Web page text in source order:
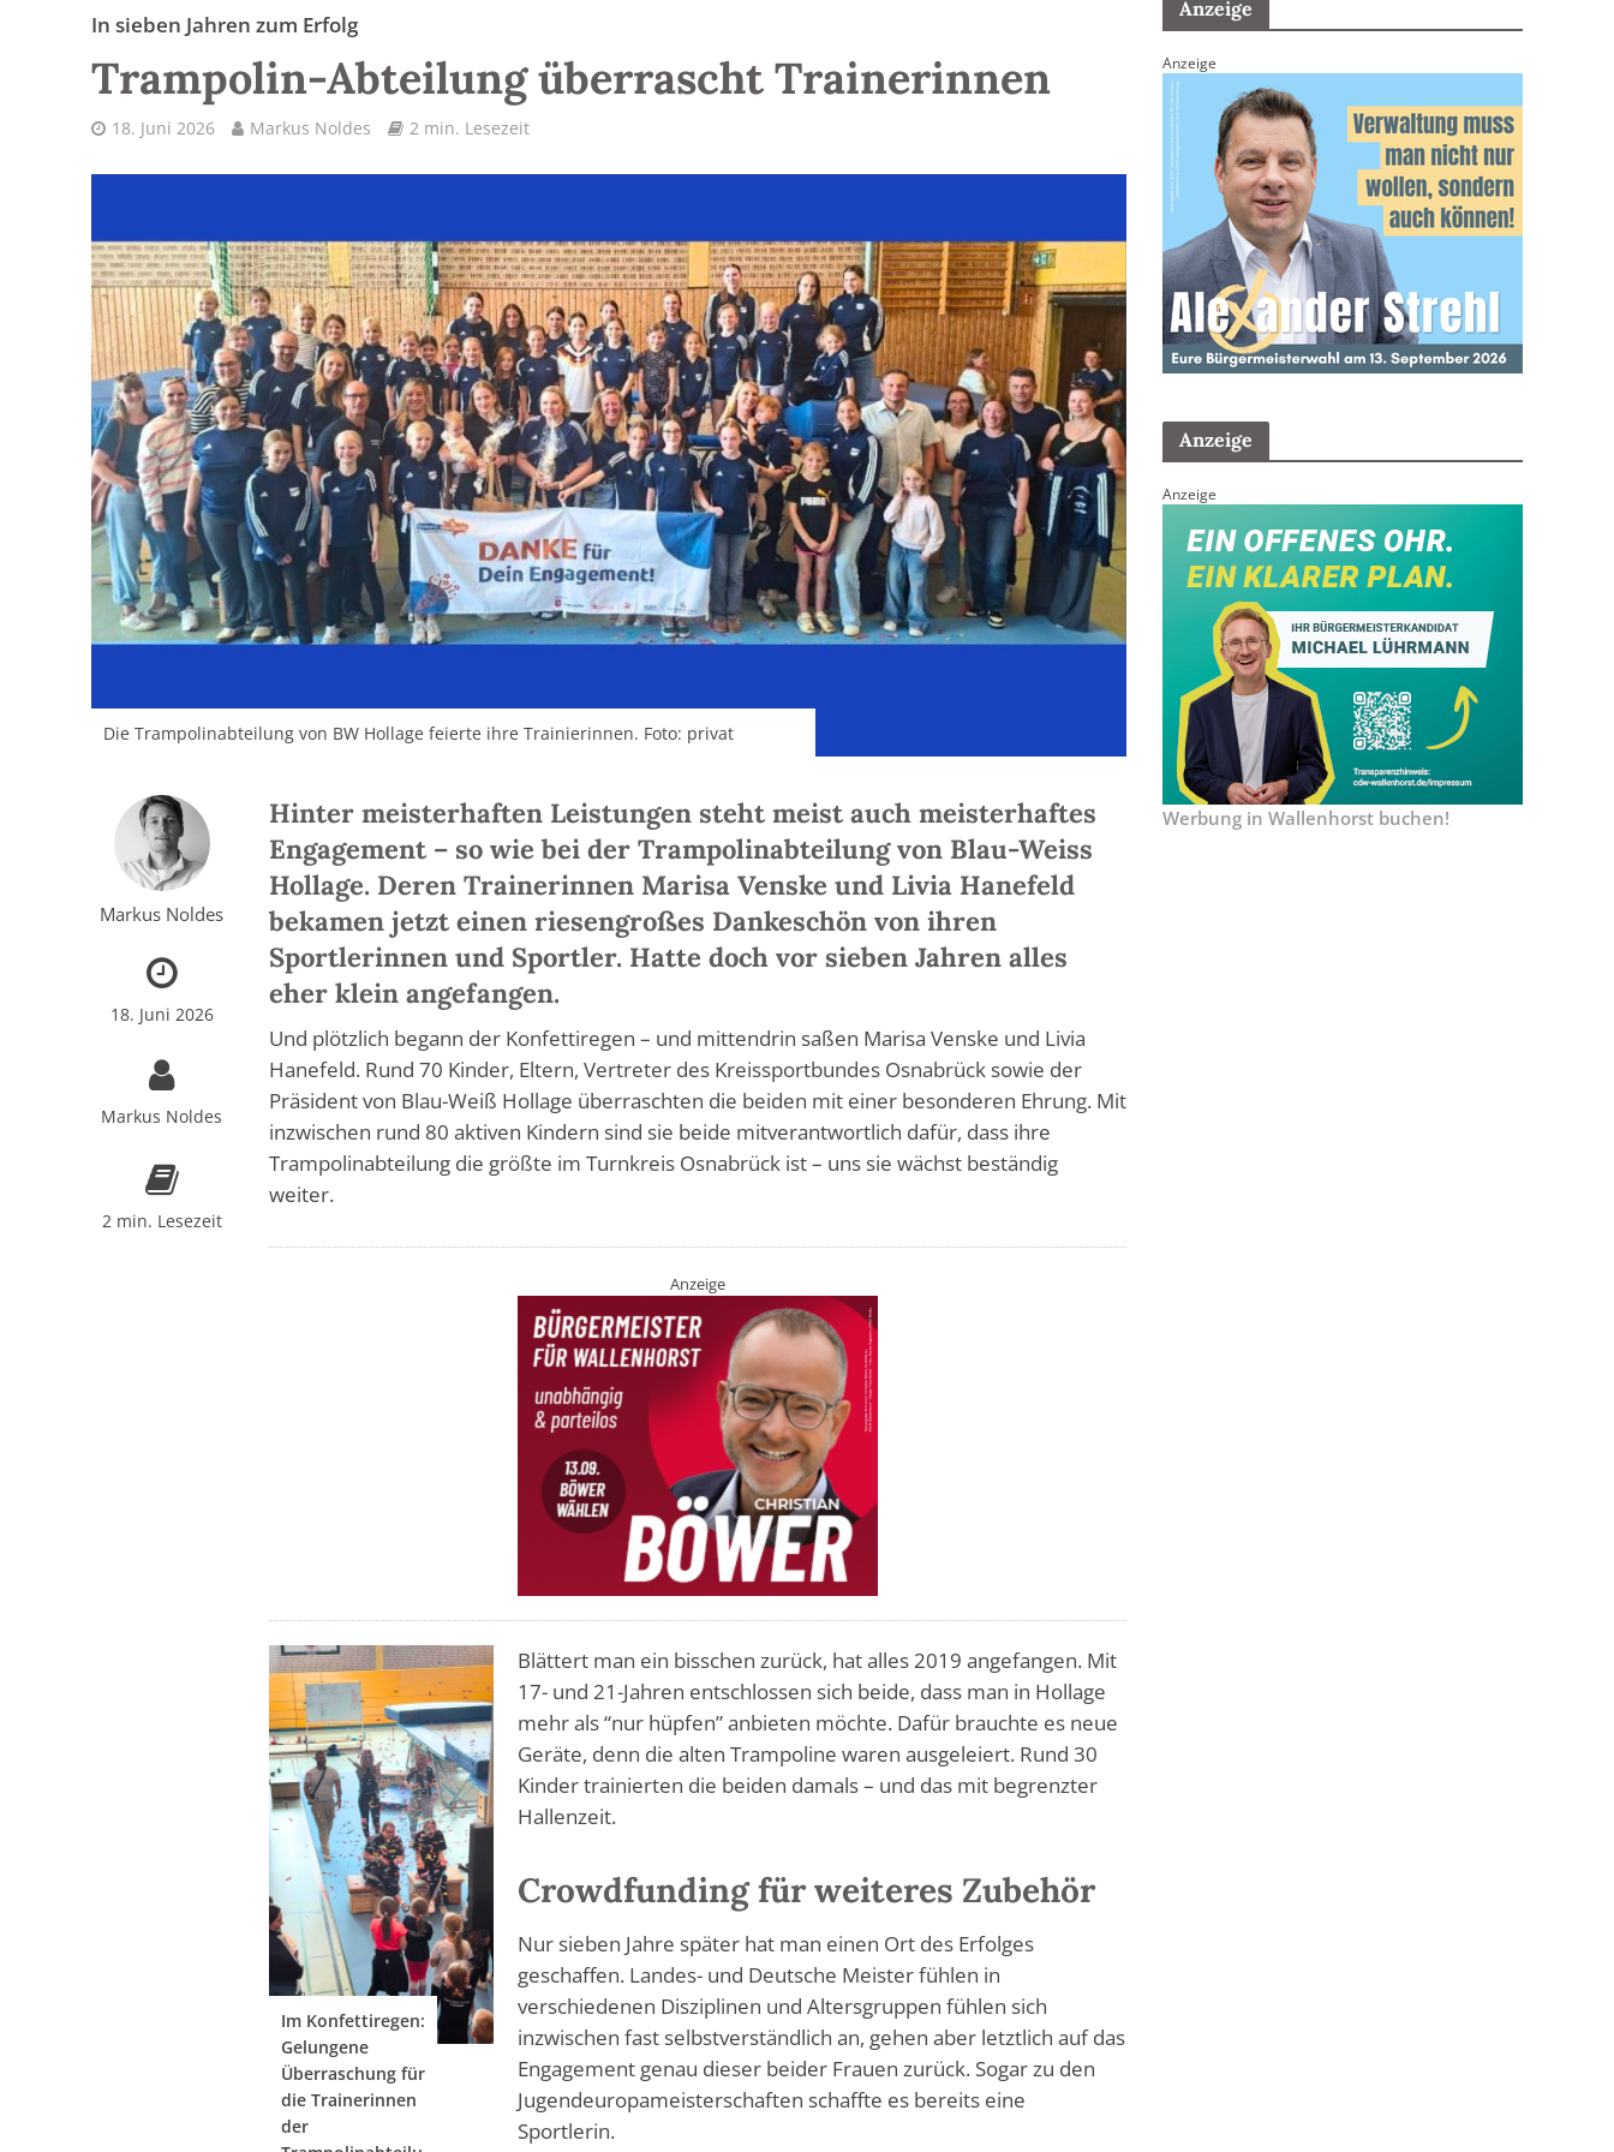
In sieben Jahren zum Erfolg
Trampolin-Abteilung überrascht Trainerinnen
18. Juni 2026 Markus Noldes 2 min. Lesezeit
Die Trampolinabteilung von BW Hollage feierte ihre Trainierinnen. Foto: privat
Markus Noldes
18. Juni 2026
Markus Noldes
2 min. Lesezeit
Hinter meisterhaften Leistungen steht meist auch meisterhaftes
Engagement – so wie bei der Trampolinabteilung von Blau-Weiss
Hollage. Deren Trainerinnen Marisa Venske und Livia Hanefeld
bekamen jetzt einen riesengroßes Dankeschön von ihren
Sportlerinnen und Sportler. Hatte doch vor sieben Jahren alles
eher klein angefangen.
Und plötzlich begann der Konfettiregen – und mittendrin saßen Marisa Venske und Livia
Hanefeld. Rund 70 Kinder, Eltern, Vertreter des Kreissportbundes Osnabrück sowie der
Präsident von Blau-Weiß Hollage überraschten die beiden mit einer besonderen Ehrung. Mit
inzwischen rund 80 aktiven Kindern sind sie beide mitverantwortlich dafür, dass ihre
Trampolinabteilung die größte im Turnkreis Osnabrück ist – uns sie wächst beständig
weiter.
Anzeige
Im Konfettiregen:
Gelungene
Überraschung für
die Trainerinnen
der
Blättert man ein bisschen zurück, hat alles 2019 angefangen. Mit
17- und 21-Jahren entschlossen sich beide, dass man in Hollage
mehr als “nur hüpfen” anbieten möchte. Dafür brauchte es neue
Geräte, denn die alten Trampoline waren ausgeleiert. Rund 30
Kinder trainierten die beiden damals – und das mit begrenzter
Hallenzeit.
Crowdfunding für weiteres Zubehör
Nur sieben Jahre später hat man einen Ort des Erfolges
geschaffen. Landes- und Deutsche Meister fühlen in
verschiedenen Disziplinen und Altersgruppen fühlen sich
inzwischen fast selbstverständlich an, gehen aber letztlich auf das
Engagement genau dieser beider Frauen zurück. Sogar zu den
Jugendeuropameisterschaften schaffte es bereits eine
Sportlerin.
Anzeige
Anzeige
Anzeige
Anzeige
Werbung in Wallenhorst buchen!